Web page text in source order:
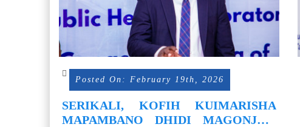
Posted On: February 19th, 2026
SERIKALI, KOFIH KUIMARISHA
MAPAMBANO DHIDI MAGONJWA